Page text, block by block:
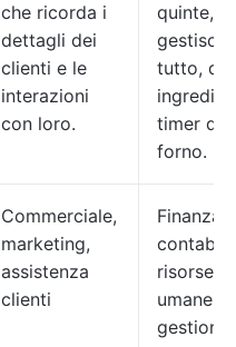
che ricorda i
dettagli dei
clienti e le
interazioni
con loro.
quinte,
gestisce
tutto,
timer del
forno.
Commerciale,
marketing,
assistenza
clienti
Finanza,
risorse
umane,
gestione